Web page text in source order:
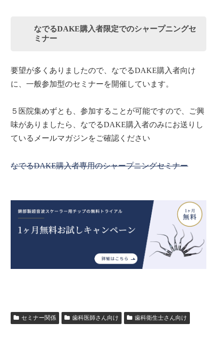
なでるDAKE購入者限定でのシャープニングセ
ミナー
要望が多くありましたので、なでるDAKE購入者向け
に、一般参加型のセミナーを開催しています。
５医院集めずとも、参加することが可能ですので、ご興
味がありましたら、なでるDAKE購入者のみにお送りし
ているメールマガジンをご確認ください
なでるDAKE購入者専用のシャープニングセミナー
セミナー関係 歯科医師さん向け 歯科衛生士さん向け